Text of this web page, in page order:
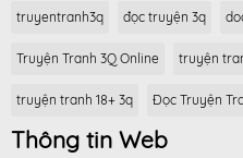
truyentranh3q đọc truyện 3q
Truyện Tranh 3Q Online truyện
truyện tranh 18+ 3q Đọc Truyện
Thông tin Web